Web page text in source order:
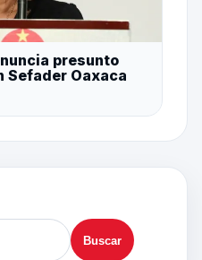
presunto
Sefader Oaxaca